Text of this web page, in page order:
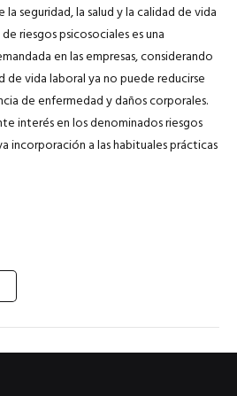
seguridad, la salud y la calidad de vida
riesgos psicosociales es una
en las empresas, considerando
vida laboral ya no puede reducirse
de enfermedad y daños corporales.
interés en los denominados riesgos
incorporación a las habituales prácticas